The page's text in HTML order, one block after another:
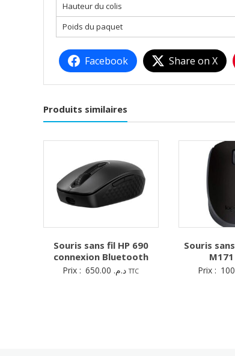
Hauteur du colis
Poids du paquet
Facebook Share on X
Produits similaires
Souris sans fil HP 690
connexion Bluetooth
Prix : د.م. TTC
Souris
Prix :